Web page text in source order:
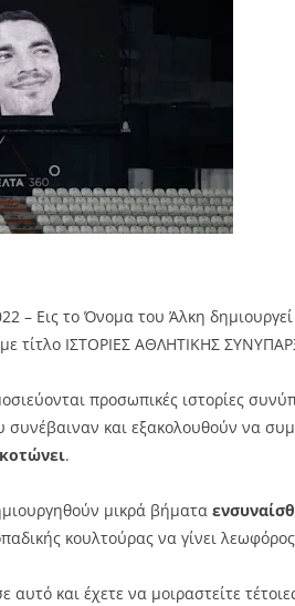
– Εις το Όνομα του Άλκη
με τίτλο ΙΣΤΟΡΙΕΣ ΑΘΛΗΤΙΚΗΣ
προσωπικές ιστορίες
συνέβαιναν και εξακολουθούν να
.
μικρά βήματα
κουλτούρας να γίνει
και έχετε να μοιραστείτε